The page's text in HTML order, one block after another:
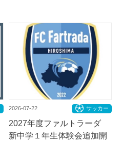
2026-07-22 サッカー
2027年度ファルトラーダ
新中学１年生体験会追加開